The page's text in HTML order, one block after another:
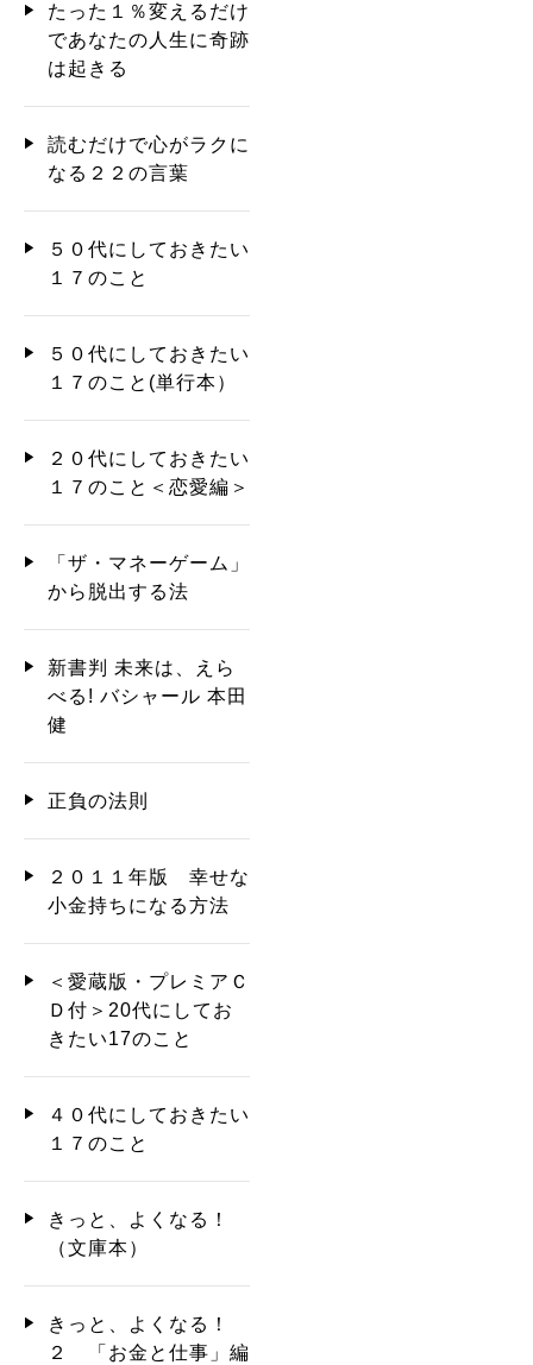
たった１％変えるだけ
であなたの人生に奇跡
は起きる
読むだけで心がラクに
なる２２の言葉
５０代にしておきたい
１７のこと
５０代にしておきたい
１７のこと(単行本）
２０代にしておきたい
１７のこと＜恋愛編＞
「ザ・マネーゲーム」
から脱出する法
新書判 未来は、えら
べる! バシャール 本田
健
正負の法則
２０１１年版 幸せな
小金持ちになる方法
＜愛蔵版・プレミアＣ
Ｄ付＞20代にしてお
きたい17のこと
４０代にしておきたい
１７のこと
きっと、よくなる！
（文庫本）
きっと、よくなる！
２ 「お金と仕事」編